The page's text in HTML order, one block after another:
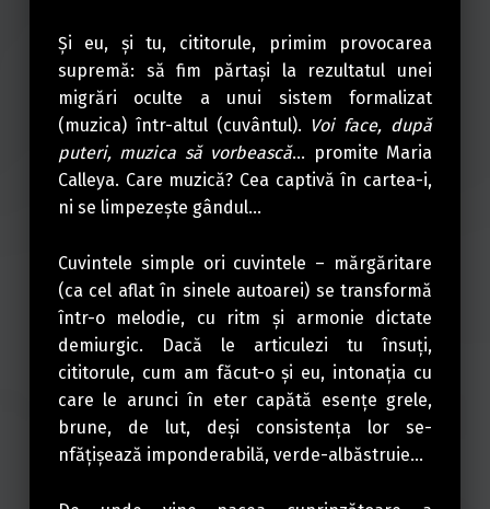
Şi eu, şi tu, cititorule, primim provocarea
supremă: să fim părtaşi la rezultatul unei
migrări oculte a unui sistem formalizat
(muzica) într-altul (cuvântul). Voi face, după
puteri, muzica să vorbească… promite Maria
Calleya. Care muzică? Cea captivă în cartea-i,
ni se limpezeşte gândul…
Cuvintele simple ori cuvintele – mărgăritare
(ca cel aflat în sinele autoarei) se transformă
într-o melodie, cu ritm şi armonie dictate
demiurgic. Dacă le articulezi tu însuţi,
cititorule, cum am făcut-o şi eu, intonaţia cu
care le arunci în eter capătă esenţe grele,
brune, de lut, deşi consistenţa lor se-
nfăţişează imponderabilă, verde-albăstruie…